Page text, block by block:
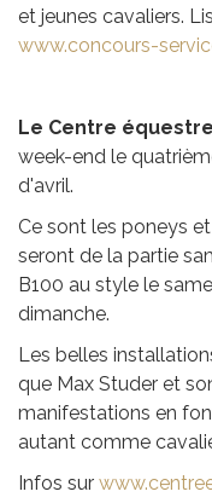
et jeunes cavaliers.
www.concours-
Le Centre
week-end le
d'avril.
Ce sont les poneys
seront de la partie
B100 au style le
dimanche.
Les belles
que Max Studer et
manifestations en
autant comme
Infos sur